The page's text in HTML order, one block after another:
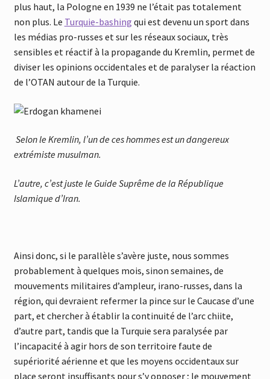
plus haut, la Pologne en 1939 ne l’était pas totalement
non plus. Le Turquie-bashing qui est devenu un sport dans
les médias pro-russes et sur les réseaux sociaux, très
sensibles et réactif à la propagande du Kremlin, permet de
diviser les opinions occidentales et de paralyser la réaction
de l’OTAN autour de la Turquie.
Selon le Kremlin, l’un de ces hommes est un dangereux
extrémiste musulman.
L’autre, c’est juste le Guide Suprême de la République
Islamique d’Iran.
Ainsi donc, si le parallèle s’avère juste, nous sommes
probablement à quelques mois, sinon semaines, de
mouvements militaires d’ampleur, irano-russes, dans la
région, qui devraient refermer la pince sur le Caucase d’une
part, et chercher à établir la continuité de l’arc chiite,
d’autre part, tandis que la Turquie sera paralysée par
l’incapacité à agir hors de son territoire faute de
supériorité aérienne etque les moyens occidentaux sur
place seront insuffisants pour s’y opposer ; le mouvement